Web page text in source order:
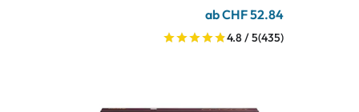
ab CHF 52.84
4.8 / 5(435)